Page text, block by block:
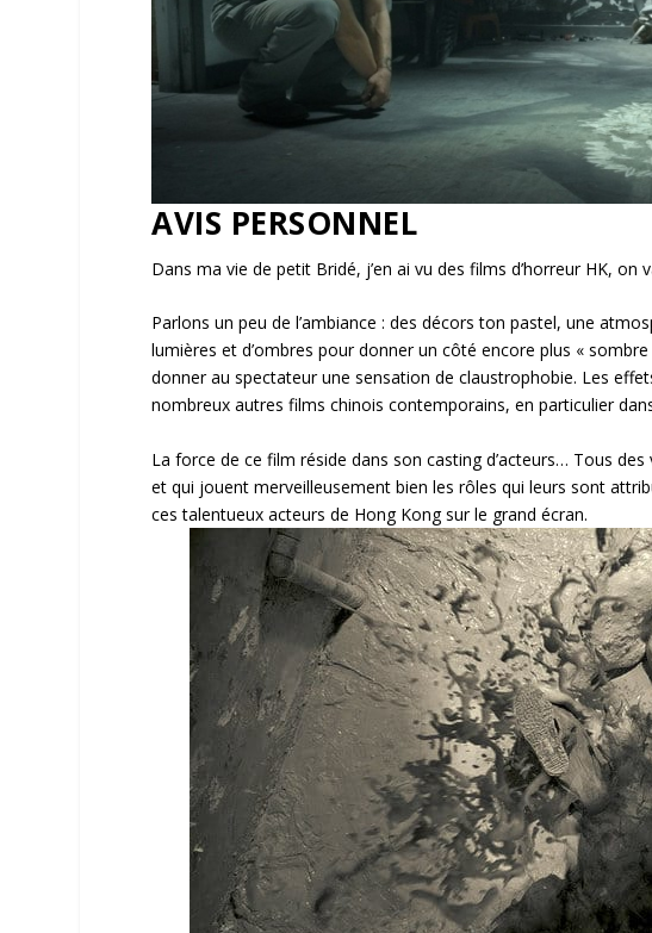
AVIS PERSONNEL
Dans ma vie de petit Bridé, j’en ai vu des films d’horreur HK, on
Parlons un peu de l’ambiance : des décors ton pastel, une
lumières et d’ombres pour donner un côté encore plus «
donner au spectateur une sensation de claustrophobie. Les
nombreux autres films chinois contemporains, en particulier
La force de ce film réside dans son casting d’acteurs… Tous
et qui jouent merveilleusement bien les rôles qui leurs sont
ces talentueux acteurs de Hong Kong sur le grand écran.